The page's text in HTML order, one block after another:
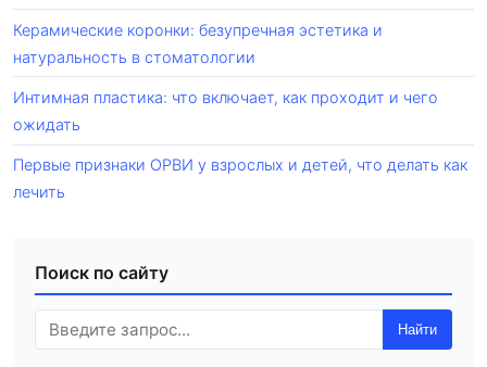
Керамические коронки: безупречная эстетика и
натуральность в стоматологии
Интимная пластика: что включает, как проходит и чего
ожидать
Первые признаки ОРВИ у взрослых и детей, что делать как
лечить
Поиск по сайту
Найти